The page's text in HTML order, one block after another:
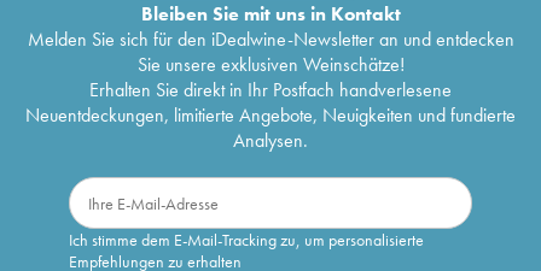
Bleiben Sie mit uns in Kontakt
Melden Sie sich für den iDealwine-Newsletter an und entdecken
Sie unsere exklusiven Weinschätze!
Erhalten Sie direkt in Ihr Postfach handverlesene
Neuentdeckungen, limitierte Angebote, Neuigkeiten und fundierte
Analysen.
Ich stimme dem E-Mail-Tracking zu, um personalisierte
Empfehlungen zu erhalten